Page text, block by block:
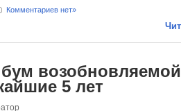
Комментариев нет»
возобновляемой
5 лет